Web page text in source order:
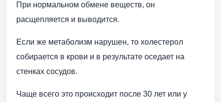
При нормальном обмене веществ, он
расщепляется и выводится.
Если же метаболизм нарушен, то холестерол
собирается в крови и в результате оседает на
стенках сосудов.
Чаще всего это происходит после 30 лет или у